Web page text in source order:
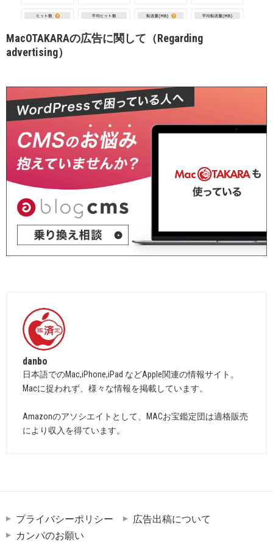
MacOTAKARAの広告に関して（Regarding
advertising）
danbo
日本語でのMac,iPhone,iPad などApple関連の情報サイト。
Macに捉われず、様々な情報を掲載しています。
Amazonのアソシエイトとして、MACお宝鑑定団は適格販売
により収入を得ています。
プライバシーポリシー
広告出稿について
カンパのお願い